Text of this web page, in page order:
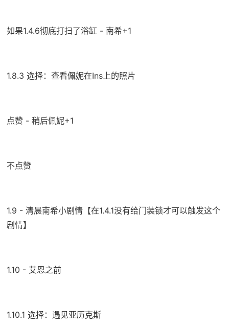
如果1.4.6彻底打扫了浴缸 - 南希+1
1.8.3 选择：查看佩妮在Ins上的照片
点赞 - 稍后佩妮+1
不点赞
1.9 - 清晨南希小剧情【在1.4.1没有给门装锁才可以触发这个
剧情】
1.10 - 艾恩之前
1.10.1 选择：遇见亚历克斯